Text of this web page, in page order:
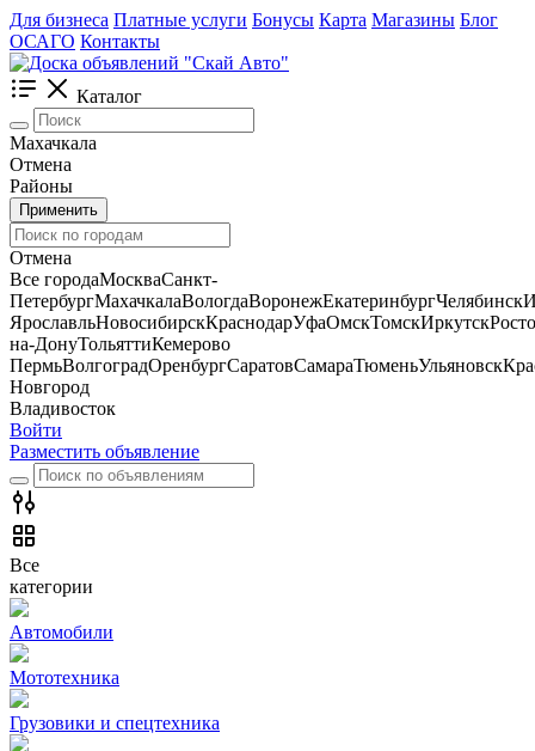
Для бизнеса Платные услуги Бонусы Карта Магазины Блог
ОСАГО Контакты
Каталог
Махачкала
Отмена
Районы
Применить
Отмена
Все городаМоскваСанкт-
ПетербургМахачкалаВологдаВоронежЕкатеринбургЧелябинск
ЯрославльНовосибирскКраснодарУфаОмскТомскИркутск
на-ДонуТольяттиКемерово
ПермьВолгоградОренбургСаратовСамараТюменьУльяновск
Новгород
Владивосток
Войти
Разместить объявление
Все
категории
Автомобили
Мототехника
Грузовики и спецтехника